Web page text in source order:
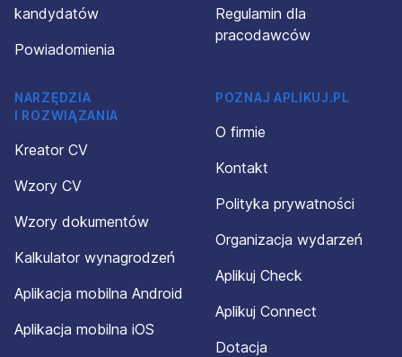
kandydatów
Powiadomienia
Regulamin dla
pracodawców
NARZĘDZIA
I ROZWIĄZANIA
Kreator CV
Wzory CV
Wzory dokumentów
Kalkulator wynagrodzeń
Aplikacja mobilna Android
Aplikacja mobilna iOS
POZNAJ APLIKUJ.PL
O firmie
Kontakt
Polityka prywatności
Organizacja wydarzeń
Aplikuj Check
Aplikuj Connect
Dotacja